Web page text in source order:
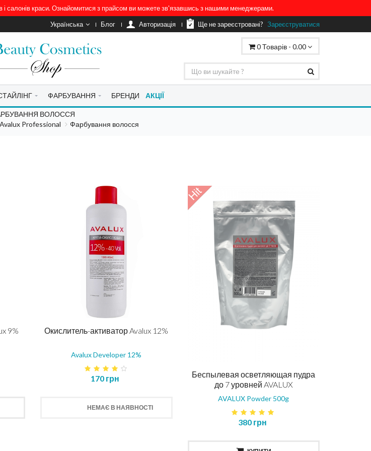
і салонів краси. Ознайомитися з прайсом ви можете зв'язавшись з нашими менеджерами.
Українська Блог Aвторизація Ще не зареєстровані? Зареєструватися
0Товарів - 0.00
ФАРБУВАННЯ БРЕНДИ АКЦІЇ
ВОЛОССЯ
Avalux Professional Фарбування волосся
9% Окислитель-активатор Avalux 12%
Avalux Developer 12%
170 грн
НЕМАЄ В НАЯВНОСТІ
Беспылевая осветляющая пудра
до 7 уровней AVALUX
AVALUX Powder 500g
380 грн